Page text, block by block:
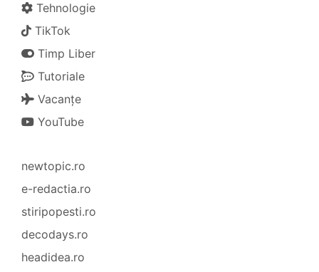
Tehnologie
TikTok
Timp Liber
Tutoriale
Vacanțe
YouTube
newtopic.ro
e-redactia.ro
stiripopesti.ro
decodays.ro
headidea.ro